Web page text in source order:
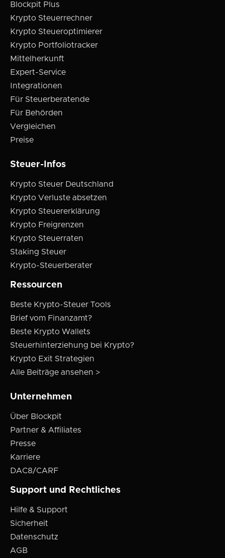
Blockpit Plus
Krypto Steuerrechner
Krypto Steueroptimierer
Krypto Portfoliotracker
Mittelherkunft
Expert-Service
Integrationen
Für Steuerberatende
Für Behörden
Vergleichen
Preise
Steuer-Infos
Krypto Steuer Deutschland
Krypto Verluste absetzen
Krypto Steuererklärung
Krypto Freigrenzen
Krypto Steuerraten
Staking Steuer
Krypto-Steuerberater
Ressourcen
Beste Krypto-Steuer Tools
Brief vom Finanzamt?
Beste Krypto Wallets
Steuerhinterziehung bei Krypto?
Krypto Exit Strategien
Alle Beiträge ansehen >
Unternehmen
Über Blockpit
Partner & Affiliates
Presse
Karriere
DAC8/CARF
Support und Rechtliches
Hilfe & Support
Sicherheit
Datenschutz
AGB